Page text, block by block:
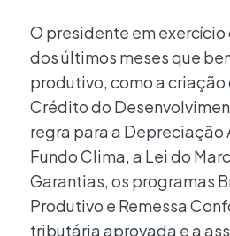
O presidente em
dos últimos meses que
produtivo, como a criação
Crédito do
regra para a Depreciação
Fundo Clima, a Lei do
Garantias, os programas
Produtivo e Remessa
tributária aprovada e a